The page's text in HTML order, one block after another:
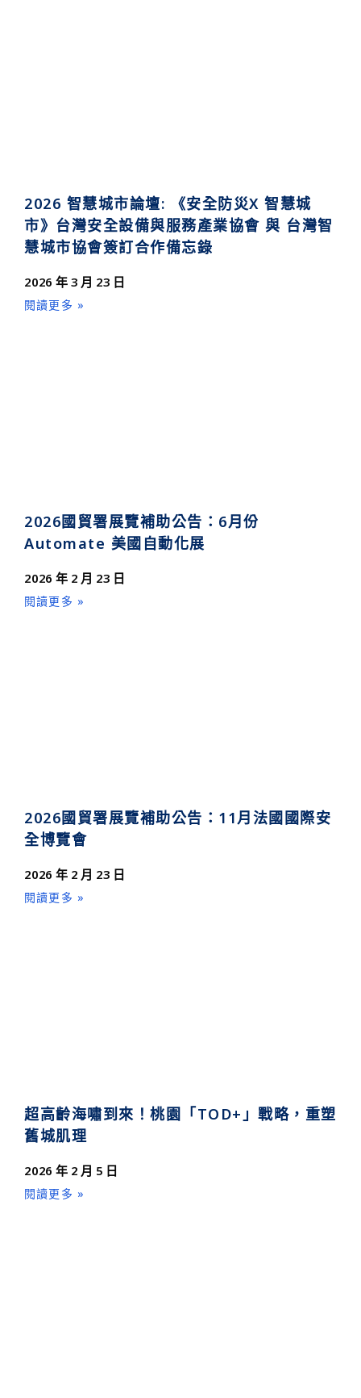
2026 智慧城市論壇: 《安全防災X 智慧城
市》台灣安全設備與服務產業協會 與 台灣智
慧城市協會簽訂合作備忘錄
2026 年 3 月 23 日
閱讀更多 »
2026國貿署展覽補助公告：6月份
Automate 美國自動化展
2026 年 2 月 23 日
閱讀更多 »
2026國貿署展覽補助公告：11月法國國際安
全博覽會
2026 年 2 月 23 日
閱讀更多 »
超高齡海嘯到來！桃園「TOD+」戰略，重塑
舊城肌理
2026 年 2 月 5 日
閱讀更多 »